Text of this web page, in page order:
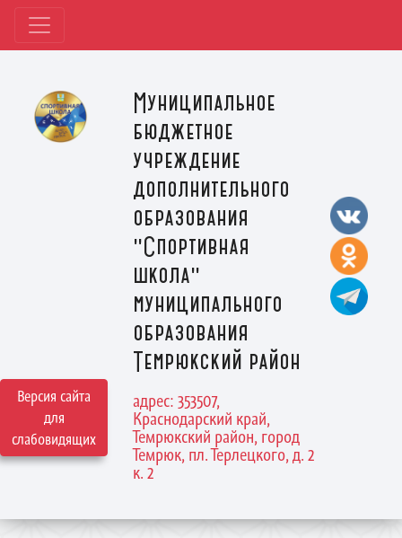
Версия сайта
для
слабовидящих
Муниципальное
бюджетное
учреждение
дополнительного
образования
"Спортивная
школа"
муниципального
образования
Темрюкский район
адрес: 353507,
Краснодарский край,
Темрюкский район, город
Темрюк, пл. Терлецкого, д. 2
к. 2